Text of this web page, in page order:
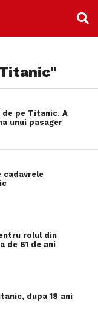
de pe Titanic. A
unui pasager
cadavrele
rolul din
de 61 de ani
dupa 18 ani